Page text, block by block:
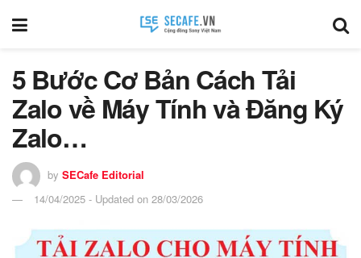
5 Bước Cơ Bản Cách Tải
Zalo về Máy Tính và Đăng Ký
Zalo…
by SECafe Editorial
14/04/2025 - Updated on 28/03/2026